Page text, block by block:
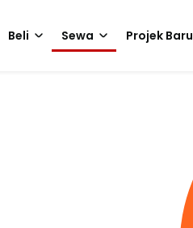
Beli Sewa Projek Baru